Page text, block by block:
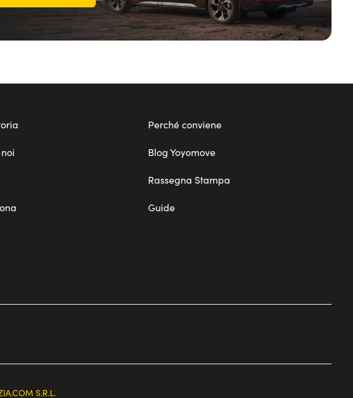
Perché conviene
Blog Yoyomove
Rassegna Stampa
Guide
S.R.L.